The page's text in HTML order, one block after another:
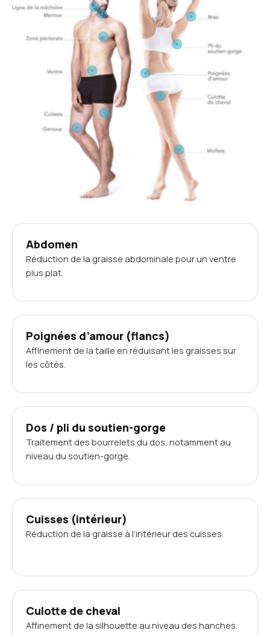
Abdomen
Réduction de la graisse abdominale pour un ventre
plus plat.
Poignées d’amour (flancs)
Affinement de la taille en réduisant les graisses sur
les côtés.
Dos / pli du soutien-gorge
Traitement des bourrelets du dos, notamment au
niveau du soutien-gorge.
Cuisses (intérieur)
Réduction de la graisse à l’intérieur des cuisses.
Culotte de cheval
Affinement de la silhouette au niveau des hanches.